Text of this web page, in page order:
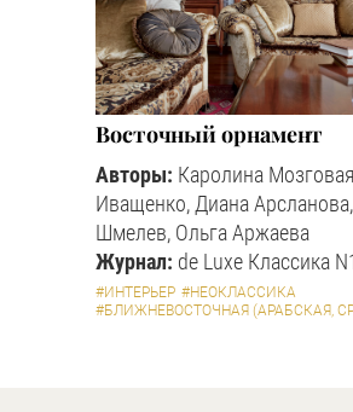
Восточный орнамент
Авторы: Каролина
Иващенко, Диана
Шмелев, Ольга Аржаева
Журнал: de Luxe Классика
#ИНТЕРЬЕР #НЕОКЛАССИКА
#БЛИЖНЕВОСТОЧНАЯ (АРАБСКАЯ,